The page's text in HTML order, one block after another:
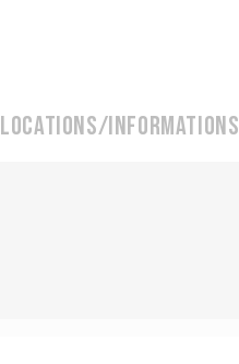
Locations/informations